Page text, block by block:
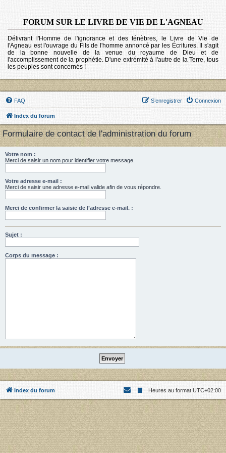
FORUM SUR LE LIVRE DE VIE DE L'AGNEAU
Délivrant l'Homme de l'ignorance et des ténèbres, le Livre de Vie de
l'Agneau est l'ouvrage du Fils de l'homme annoncé par les Écritures. Il s'agit
de la bonne nouvelle de la venue du royaume de Dieu et de
l'accomplissement de la prophétie. D'une extrémité à l'autre de la Terre, tous
les peuples sont concernés !
FAQ Connexion
S’enregistrer
Index du forum
Formulaire de contact de l'administration du forum
Votre nom :
Merci de saisir un nom pour identifier votre message.
Votre adresse e-mail :
Merci de saisir une adresse e-mail valide afin de vous répondre.
Merci de confirmer la saisie de l’adresse e-mail. :
Sujet :
Corps du message :
Index du forum Heures au format UTC+02:00